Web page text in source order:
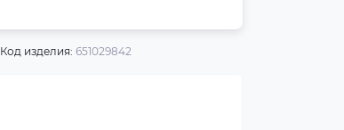
Код изделия: 651029842